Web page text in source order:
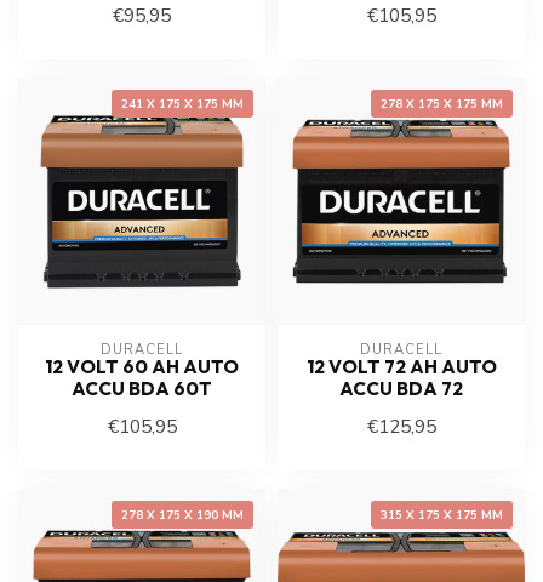
€95,95 €105,95
241 X 175 X 175 MM
DURACELL
12 VOLT 60 AH AUTO
ACCU BDA 60T
€105,95
278 X 175 X 175 MM
DURACELL
12 VOLT 72 AH AUTO
ACCU BDA 72
€125,95
278 X 175 X 190 MM 315 X 175 X 175 MM